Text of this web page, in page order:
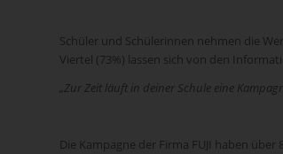
Schüler und Schülerinnen nehmen die
Viertel (73%) lassen sich von den
„Zur Zeit läuft in deiner Schule eine
Die Kampagne der Firma FUJI haben